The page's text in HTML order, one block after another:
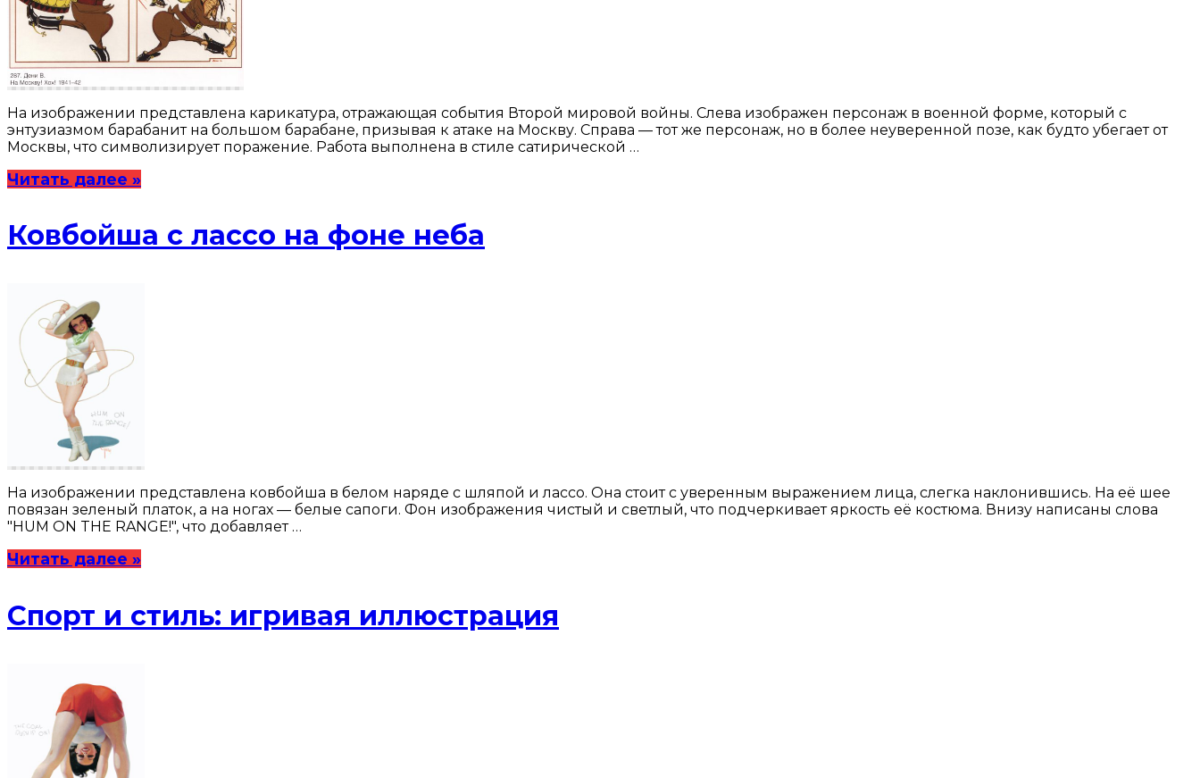
На изображении представлена карикатура, отражающая события Второй мировой войны. Слева изображен персонаж в военной форме, который с
энтузиазмом барабанит на большом барабане, призывая к атаке на Москву. Справа — тот же персонаж, но в более неуверенной позе, как будто убегает от
Москвы, что символизирует поражение. Работа выполнена в стиле сатирической …
Читать далее »
Ковбойша с лассо на фоне неба
На изображении представлена ковбойша в белом наряде с шляпой и лассо. Она стоит с уверенным выражением лица, слегка наклонившись. На её шее
повязан зеленый платок, а на ногах — белые сапоги. Фон изображения чистый и светлый, что подчеркивает яркость её костюма. Внизу написаны слова
"HUM ON THE RANGE!", что добавляет …
Читать далее »
Спорт и стиль: игривая иллюстрация